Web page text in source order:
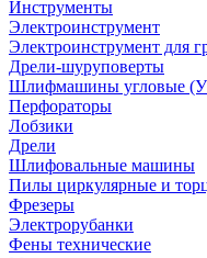
Инструменты
Электроинструмент
Электроинструмент для
Дрели-шуруповерты
Шлифмашины угловые
Перфораторы
Лобзики
Дрели
Шлифовальные машины
Пилы циркулярные и
Фрезеры
Электрорубанки
Фены технические